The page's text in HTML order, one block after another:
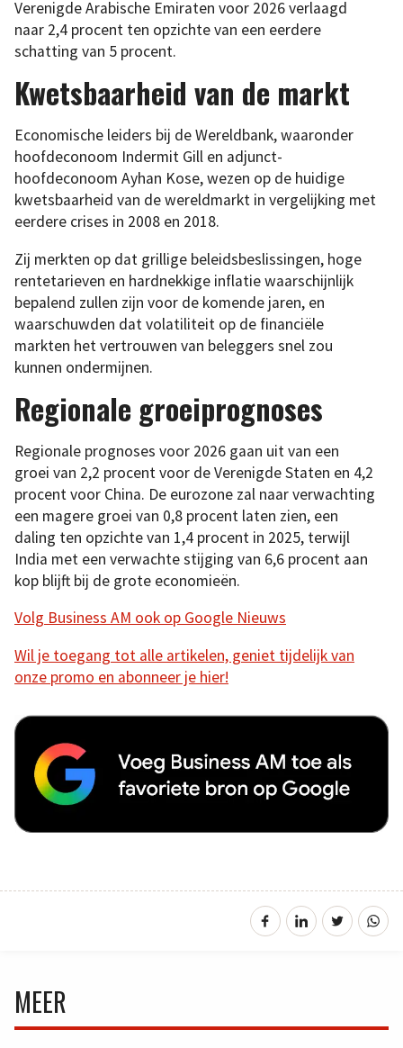
Verenigde Arabische Emiraten voor 2026 verlaagd
naar 2,4 procent ten opzichte van een eerdere
schatting van 5 procent.
Kwetsbaarheid van de markt
Economische leiders bij de Wereldbank, waaronder
hoofdeconoom Indermit Gill en adjunct-
hoofdeconoom Ayhan Kose, wezen op de huidige
kwetsbaarheid van de wereldmarkt in vergelijking met
eerdere crises in 2008 en 2018.
Zij merkten op dat grillige beleidsbeslissingen, hoge
rentetarieven en hardnekkige inflatie waarschijnlijk
bepalend zullen zijn voor de komende jaren, en
waarschuwden dat volatiliteit op de financiële
markten het vertrouwen van beleggers snel zou
kunnen ondermijnen.
Regionale groeiprognoses
Regionale prognoses voor 2026 gaan uit van een
groei van 2,2 procent voor de Verenigde Staten en 4,2
procent voor China. De eurozone zal naar verwachting
een magere groei van 0,8 procent laten zien, een
daling ten opzichte van 1,4 procent in 2025, terwijl
India met een verwachte stijging van 6,6 procent aan
kop blijft bij de grote economieën.
Volg Business AM ook op Google Nieuws
Wil je toegang tot alle artikelen, geniet tijdelijk van
onze promo en abonneer je hier!
MEER